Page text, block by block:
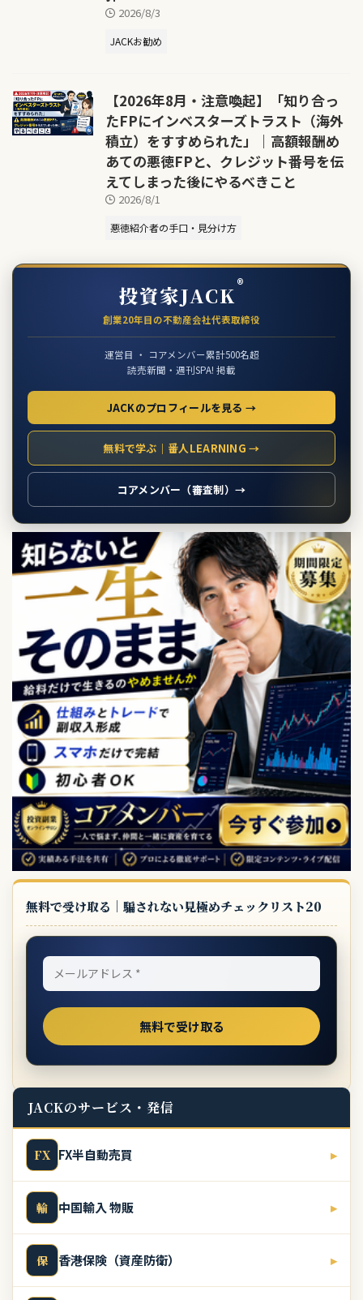
2026/8/3
JACKお勧め
【2026年8月・注意喚起】「知り合っ
たFPにインベスターズトラスト（海外
積立）をすすめられた」｜高額報酬め
あての悪徳FPと、クレジット番号を伝
えてしまった後にやるべきこと
2026/8/1
悪徳紹介者の手口・見分け方
投資家JACK®
創業20年目の不動産会社代表取締役
運営目 ・ コアメンバー累計500名超
読売新聞・週刊SPA! 掲載
JACKのプロフィールを見る →
無料で学ぶ｜番人LEARNING →
コアメンバー（審査制）→
無料で受け取る｜騙されない見極めチェックリスト20
JACKのサービス・発信
FX FX半自動売買 ▸
輸 中国輸入 物販 ▸
保 香港保険（資産防衛） ▸